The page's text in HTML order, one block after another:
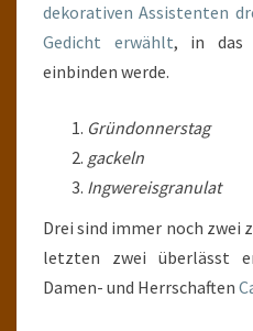
dekorativen Assistenten
Gedicht erwählt, in das
einbinden werde.
Gründonnerstag
gackeln
Ingwereisgranulat
Drei sind immer noch zwei
letzten zwei überlässt
Damen- und Herrschaften